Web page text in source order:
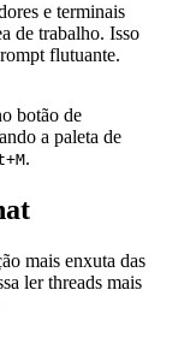
e terminais
de trabalho. Isso
flutuante.
botão de
a paleta de
.
mais enxuta das
ler threads mais